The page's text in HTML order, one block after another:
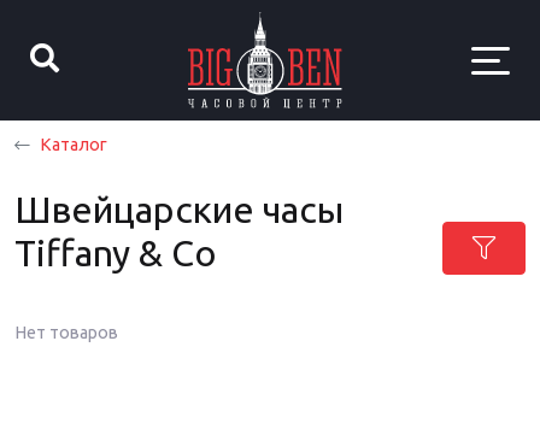
Каталог
Швейцарские часы
Tiffany & Co
Нет товаров